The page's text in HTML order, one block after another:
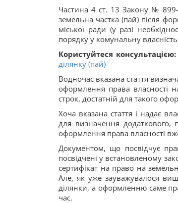
Частина 4 ст. 13 Закону № 899-
земельна частка (пай) після
міської ради (у разі
порядку у комунальну
Користуйтеся консультацією:
ділянку (пай)
Водночас вказана стаття
оформлення права власності
строк, достатній для такого
Хоча вказана стаття і надає
для визначення
оформлення права власності
Документом, що посвідчує
посвідчені у встановленому
сертифікат на право на
Але, як уже зауважувалося
ділянки, а оформленню саме
час.